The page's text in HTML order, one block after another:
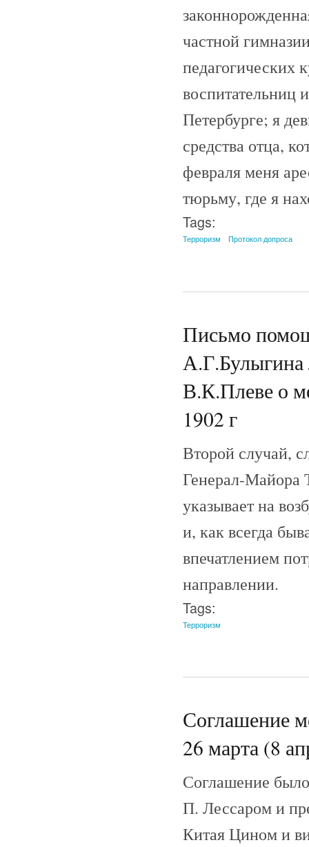
частной
педагогических
воспитательниц
Петербурге; я
средства отца,
февраля меня
тюрьму, где я
Tags:
Терроризм Протокол допроса
Письмо
В.К.Плеве о
1902 г
Второй случай,
Генерал-Майора
указывает на
и, как всегда
впечатлением
направлении.
Tags:
Терроризм
Соглашение
26 марта (8
Соглашение
П. Лессаром и
Китая Цином и